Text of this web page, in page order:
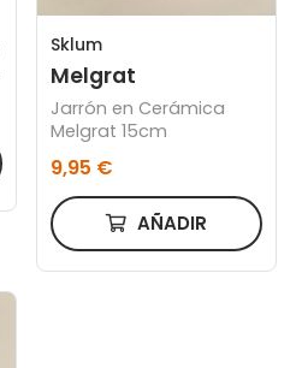
Sklum
Melgrat
Jarrón en Cerámica
Melgrat 15cm
9,95 €
AÑADIR